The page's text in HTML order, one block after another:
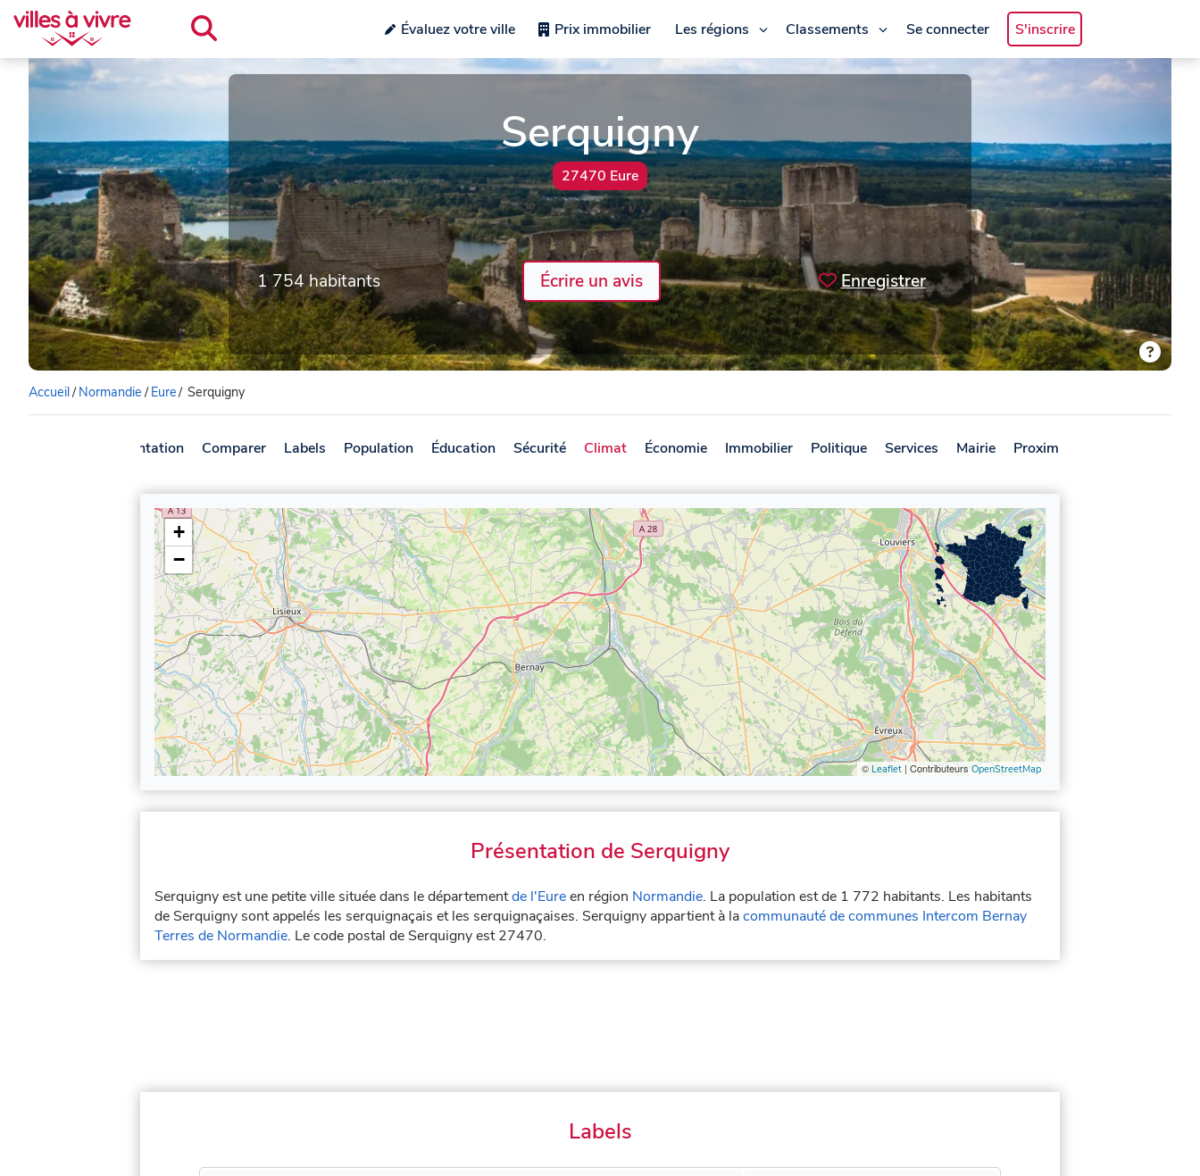
Évaluez votre ville Prix immobilier Les régions Classements Se connecter S'inscrire
Serquigny
27470 Eure
1 754 habitants Écrire un avis Enregistrer
Accueil/ Normandie/ Eure/ Serquigny
Présentation Comparer Labels Population Éducation Sécurité Climat Économie Immobilier Politique Services Mairie Proximité
+
−
© Leaflet | ContributeursOpenStreetMap
Présentation de Serquigny
Serquigny est une petite ville située dans le départementde l'Eureen région Normandie. La population est de 1 772 habitants. Les habitants
de Serquigny sont appelés les serquignaçais et les serquignaçaises. Serquigny appartient à lacommunauté de communes Intercom Bernay
Terres de Normandie. Le code postal de Serquigny est 27470.
Labels